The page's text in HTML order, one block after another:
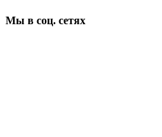
Мы в соц. сетях